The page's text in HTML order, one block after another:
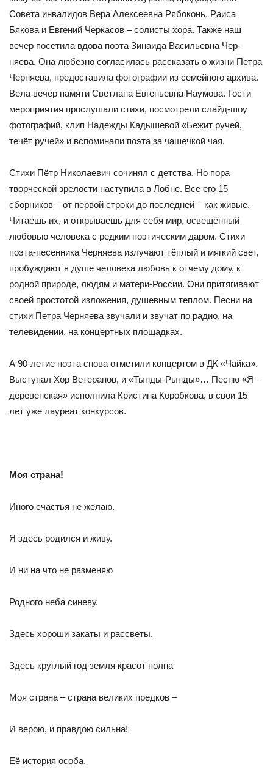
Совета инвалидов Вера Алексеевна Рябоконь, Раиса
Бякова и Евгений Черкасов – солисты хо­ра. Также наш
вечер посетила вдова поэта Зинаида Васильевна Чер­
няева. Она любезно согласилась рассказать о жизни Петра
Черняева, предоставила фотографии из семейного архива.
Вела вечер памяти Светлана Евгеньевна Наумова. Гости
мероприятия прослушали стихи, посмотрели слайд-шоу
фотографий, клип Надежды Кадышевой «Бе­жит ручей,
течёт ручей» и вспоминали поэта за чашечкой чая.
Стихи Пётр Николаевич сочинял с детства. Но пора
творческой зрелости наступила в Лобне. Все его 15
сборников – от первой строки до последней – как живые.
Читаешь их, и открываешь для себя мир, освещённый
любовью человека с редким поэтическим даром. Стихи
поэта-песенника Черняева излучают тёплый и мягкий свет,
пробужда­ют в душе человека любовь к отчему дому, к
родной природе, людям и матери-России. Они притягивают
своей простотой изложения, ду­шевным теплом. Песни на
стихи Петра Черняева звучали и звучат по радио, на
телевидении, на концертных площадках.
А 90-летие поэта снова отметили концертом в ДК «Чайка».
Выступал Хор Ветеранов, и «Тынды-Рынды»… Песню «Я –
дере­венская» исполнила Кристина Коробкова, в свои 15
лет уже лау­реат конкурсов.
Моя страна!
Иного счастья не желаю.
Я здесь родился и живу.
И ни на что не разменяю
Родного неба синеву.
Здесь хороши закаты и рассветы,
Здесь круглый год земля красот полна
Моя страна – страна великих предков –
И верою, и правдою сильна!
Её история особа.